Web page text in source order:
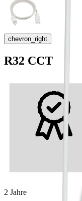
chevron_right
R32 CCT
2 Jahre